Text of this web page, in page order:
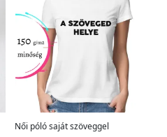
Női póló saját szöveggel